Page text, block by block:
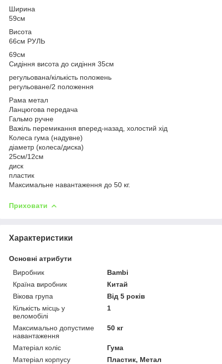
Ширина
59см
Висота
66см РУЛЬ
69см
Сидіння висота до сидіння 35см
регульована/кількість положень
регульоване/2 положення
Рама метал
Ланцюгова передача
Гальмо ручне
Важіль перемикання вперед-назад, холостий хід
Колеса гума (надувне)
діаметр (колеса/диска)
25см/12см
диск
пластик
Максимальне навантаження до 50 кг.
Приховати
Характеристики
Основні атрибути
Виробник
Bambi
Країна виробник
Китай
Вікова група
Від 5 років
Кількість місць у
веломобілі
1
Максимально допустиме
навантаження
50 кг
Матеріал коліс
Гума
Матеріал корпусу
Пластик, Метал